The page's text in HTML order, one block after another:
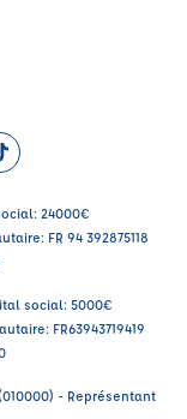
fenêtre)
fenêtre)
(nouvelle fenêtre)
(nouvelle
24000€
FR 94 392875118
social: 5000€
FR63943719419
(010000) - Représentant